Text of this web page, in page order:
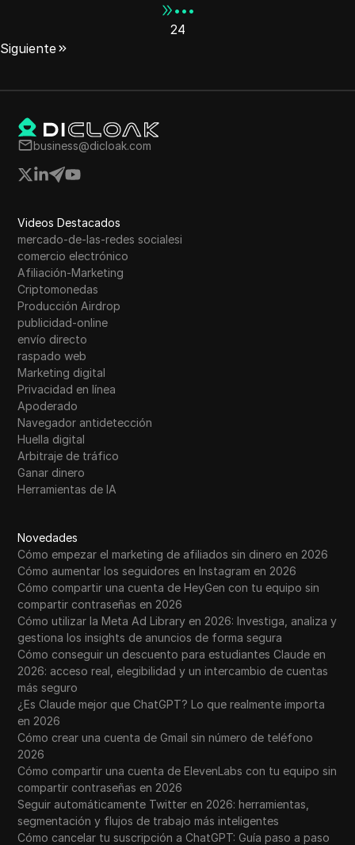
•••
24
Siguiente
business@dicloak.com
Videos Destacados
mercado-de-las-redes socialesi
comercio electrónico
Afiliación-Marketing
Criptomonedas
Producción Airdrop
publicidad-online
envío directo
raspado web
Marketing digital
Privacidad en línea
Apoderado
Navegador antidetección
Huella digital
Arbitraje de tráfico
Ganar dinero
Herramientas de IA
Novedades
Cómo empezar el marketing de afiliados sin dinero en 2026
Cómo aumentar los seguidores en Instagram en 2026
Cómo compartir una cuenta de HeyGen con tu equipo sin
compartir contraseñas en 2026
Cómo utilizar la Meta Ad Library en 2026: Investiga, analiza y
gestiona los insights de anuncios de forma segura
Cómo conseguir un descuento para estudiantes Claude en
2026: acceso real, elegibilidad y un intercambio de cuentas
más seguro
¿Es Claude mejor que ChatGPT? Lo que realmente importa
en 2026
Cómo crear una cuenta de Gmail sin número de teléfono
2026
Cómo compartir una cuenta de ElevenLabs con tu equipo sin
compartir contraseñas en 2026
Seguir automáticamente Twitter en 2026: herramientas,
segmentación y flujos de trabajo más inteligentes
Cómo cancelar tu suscripción a ChatGPT: Guía paso a paso